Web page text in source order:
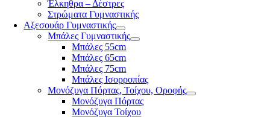
Έλκηθρα – Δέστρες
Στρώματα Γυμναστικής
Αξεσουάρ Γυμναστικής
Μπάλες Γυμναστικής
Μπάλες 55cm
Μπάλες 65cm
Μπάλες 75cm
Μπάλες Ισορροπίας
Μονόζυγα Πόρτας, Τοίχου, Οροφής
Μονόζυγα Πόρτας
Μονόζυγα Τοίχου